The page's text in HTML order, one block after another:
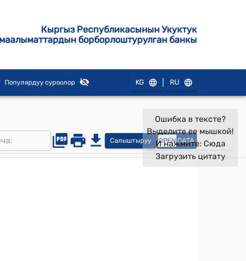
Кыргыз Республикасынын Укуктук
маалыматтардын борборлоштурулган банкы
Популярдуу суроолор KG RU
Салыштыруу OPEN DATA
Ошибка в тексте?
Выделите ее мышкой!
И нажмите: Сюда
Загрузить цитату